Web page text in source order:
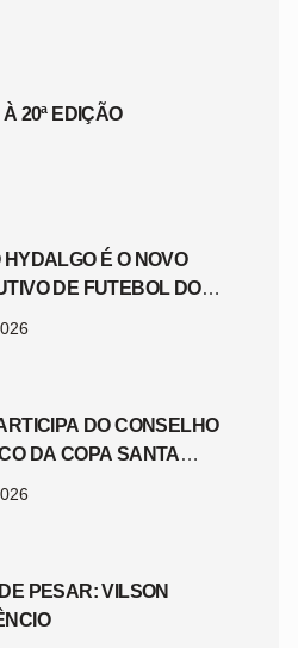
20ª EDIÇÃO
HYDALGO É O NOVO
DE FUTEBOL DO
DO CONSELHO
DA COPA SANTA
PESAR: VILSON